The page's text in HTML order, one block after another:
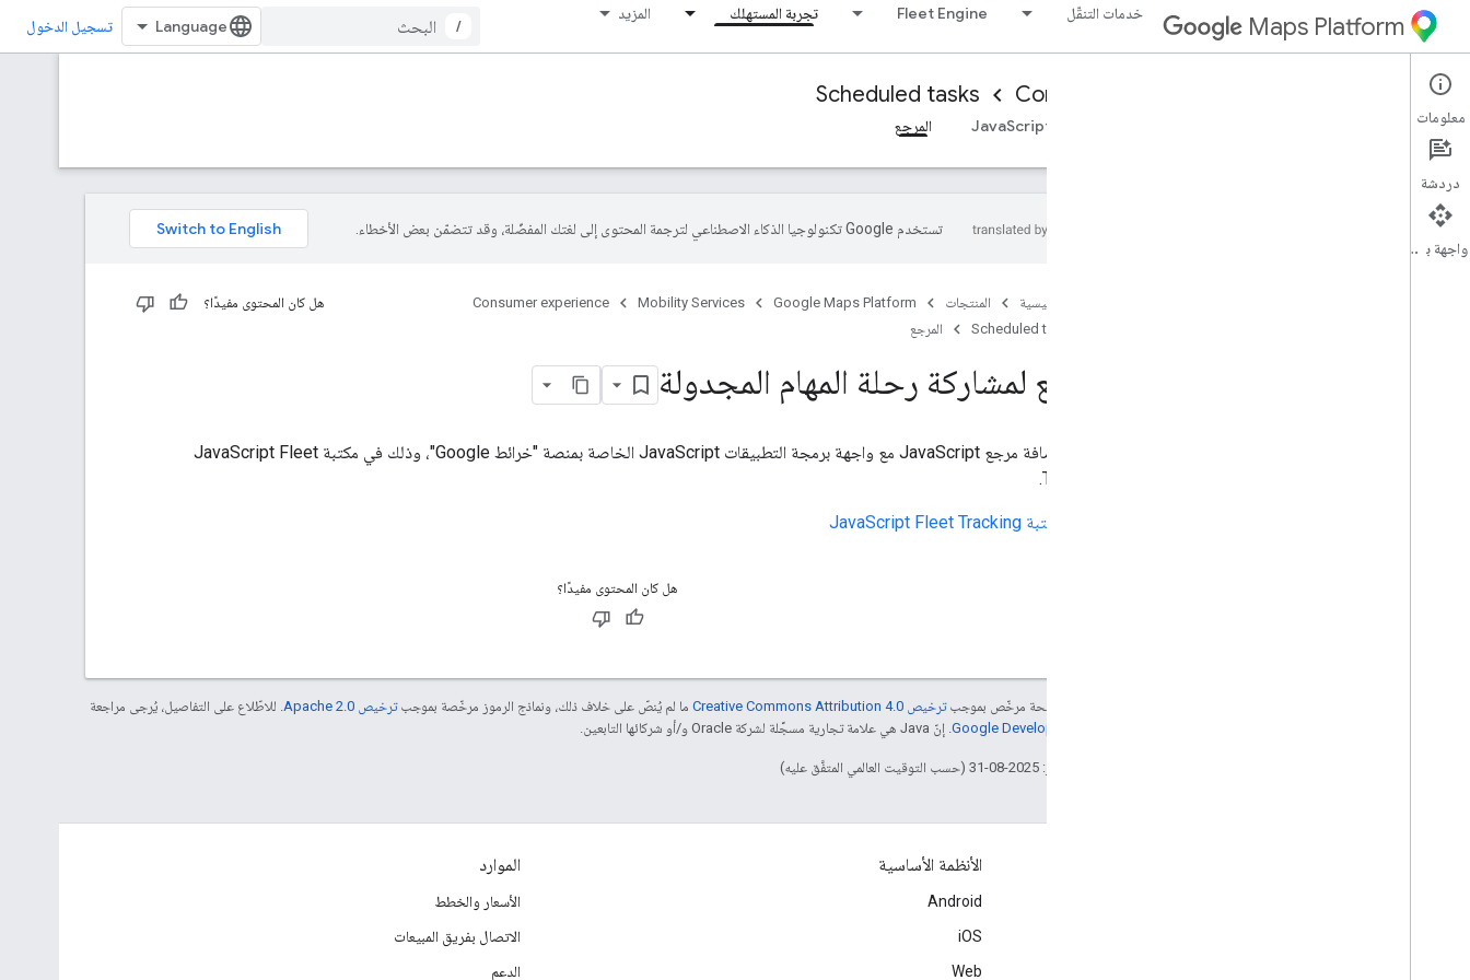
Maps Platform خدمات التنقّل Fleet Engine تجربة المستهلك المزيد
/ تسجيل الدخول
Mobility Services
Consumer experience
Scheduled tasks
نظرة عامة المرجع
تستخدم Google تكنولوجيا الذكاء الاصطناعي لترجمة المحتوى إلى لغتك المفضّلة، وقد تتضمّن بعض الأخطاء.
الصفحة الرئيسية المنتجات Google Maps Platform
Mobility Services
Consumer experience
Scheduled tasks
المرجع
هل كان المحتوى مفيدًا؟
مرجع لمشاركة رحلة المهام المجدولة
تتم استضافة مرجع JavaScript مع واجهة برمجة التطبيقات JavaScript الخاصة بمنصة "خرائط Google"، وذلك في مكتبة JavaScript Fleet
Tracking.
مكتبة JavaScript Fleet Tracking
هل كان المحتوى مفيدًا؟
إنّ محتوى هذه الصفحة مرخّص بموجبترخيص Creative Commons Attribution 4.0‏ ما لم يُنصّ على خلاف ذلك، ونماذج الرموز مرخّصة بموجبترخيص Apache 2.0‏
. للاطّلاع على التفاصيل، يُرجى مراجعة
. إنّ Java هي علامة تجارية مسجَّلة لشركة Oracle و/أو شركائها التابعين.
تاريخ التعديل الأخير: 2025-08-31 (حسب التوقيت العالمي المتفَّق عليه)
الأنظمة الأساسية
Android
iOS
Web
الموارد
الأسعار والخطط
الاتصال بفريق المبيعات
الدعم
معلومات
دردشة
واجهة برمجة التطبيقات